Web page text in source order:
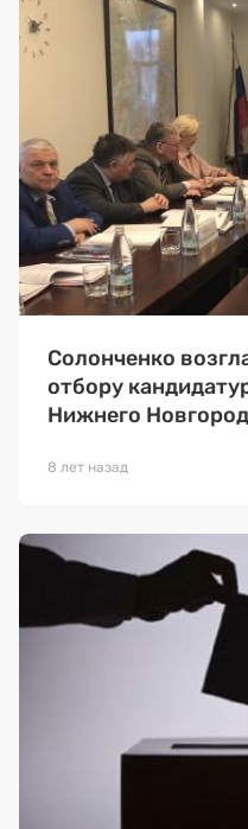
Солонченко
отбору
Нижнего
8 лет назад